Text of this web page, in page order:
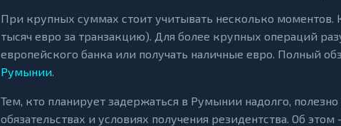
При крупных суммах стоит учитывать несколько
тысяч евро за транзакцию). Для более крупных операций
европейского банка или получать наличные евро. Полный
Румынии.
Тем, кто планирует задержаться в Румынии надолго,
обязательствах и условиях получения резидентства. Об